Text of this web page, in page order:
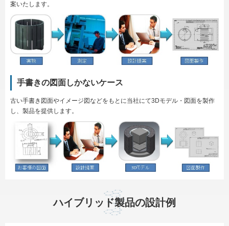
案いたします。
手書きの図面しかないケース
古い手書き図面やイメージ図などをもとに当社にて3Dモデル・図面を製作
し、製品を提供します。
ハイブリッド製品の設計例